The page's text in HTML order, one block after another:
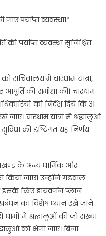
पर्याप्त व्यवस्था।*
पर्याप्त व्यवस्था सुनिश्चित
सचिवालय में चारधाम यात्रा,
की समीक्षा की। चारधाम
को निर्देश दिये कि 31
चारधाम यात्रा में श्रद्धालुओं
की दृष्टिगत यह निर्णय
के अन्य धार्मिक और
किया जाए। उन्होंने गढ़वाल
लिए डायवर्जन प्लान
प्रबंधन का विशेष ध्यान रखे जाने
धामों में श्रद्धालुओं की जो संख्या
को भेजा जाए। बिना